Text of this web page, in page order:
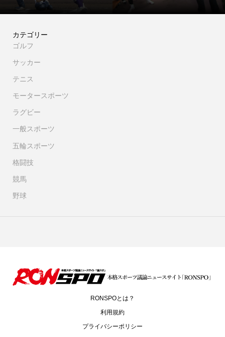
カテゴリー
ゴルフ
サッカー
テニス
モータースポーツ
ラグビー
一般スポーツ
五輪スポーツ
格闘技
競馬
野球
RONSPOとは？
利用規約
プライバシーポリシー